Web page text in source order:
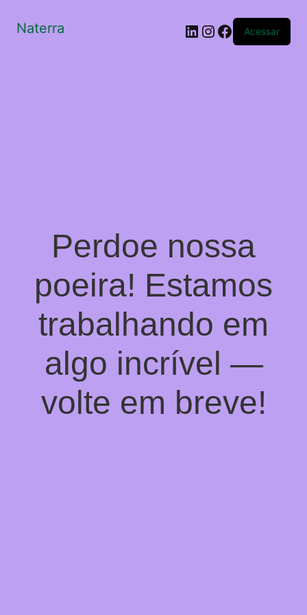
Naterra LinkedIn
Instagram
Facebook
Acessar
Perdoe nossa
poeira! Estamos
trabalhando em
algo incrível —
volte em breve!